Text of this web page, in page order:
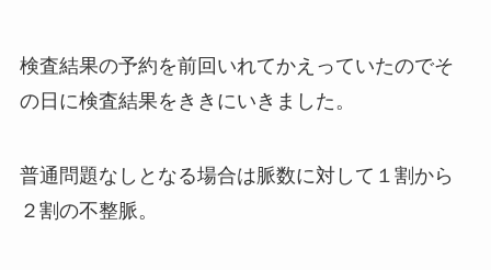
検査結果の予約を前回いれてかえっていたのでそ
の日に検査結果をききにいきました。
普通問題なしとなる場合は脈数に対して１割から
２割の不整脈。